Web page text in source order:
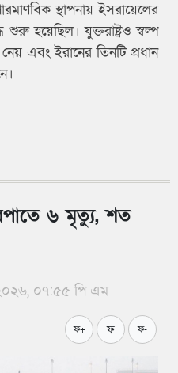
স্থাপনায় ইসরায়েলের
শুরু হয়েছিল। যুক্তরাষ্ট্রও স্বল্প
এবং ইরানের তিনটি প্রধান
৬ মৃত্যু, শত
০৭:৫৫ পি এম
ফ+ ফ ফ-